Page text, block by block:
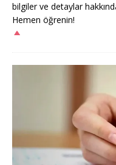
bilgiler ve detaylar
Hemen öğrenin!